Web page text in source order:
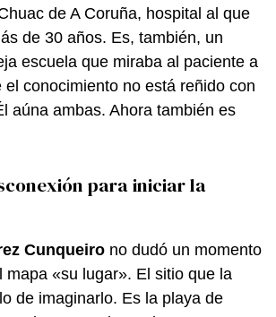
de A Coruña, hospital al que
de 30 años. Es, también, un
escuela que miraba al paciente a
el conocimiento no está reñido con
aúna ambas. Ahora también es
para iniciar la
Cunqueiro no dudó un momento
mapa «su lugar». El sitio que la
de imaginarlo. Es la playa de